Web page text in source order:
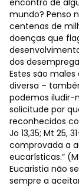
encontro de
mundo? Penso
centenas de
doenças que
dos
Estes são
diversa –
podemos iludir-
solicitude por
reconhecidos
Jo 13,35; Mt 25,
comprovada a
eucarísticas.”
Eucaristia não
sempre a